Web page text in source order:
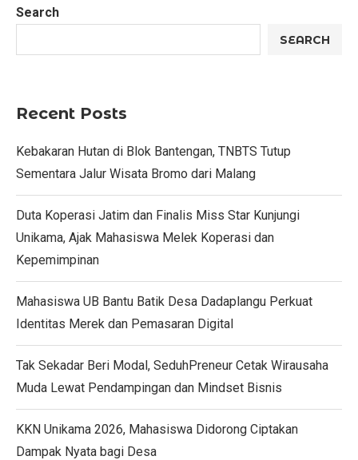
Search
SEARCH
Recent Posts
Kebakaran Hutan di Blok Bantengan, TNBTS Tutup
Sementara Jalur Wisata Bromo dari Malang
Duta Koperasi Jatim dan Finalis Miss Star Kunjungi
Unikama, Ajak Mahasiswa Melek Koperasi dan
Kepemimpinan
Mahasiswa UB Bantu Batik Desa Dadaplangu Perkuat
Identitas Merek dan Pemasaran Digital
Tak Sekadar Beri Modal, SeduhPreneur Cetak Wirausaha
Muda Lewat Pendampingan dan Mindset Bisnis
KKN Unikama 2026, Mahasiswa Didorong Ciptakan
Dampak Nyata bagi Desa